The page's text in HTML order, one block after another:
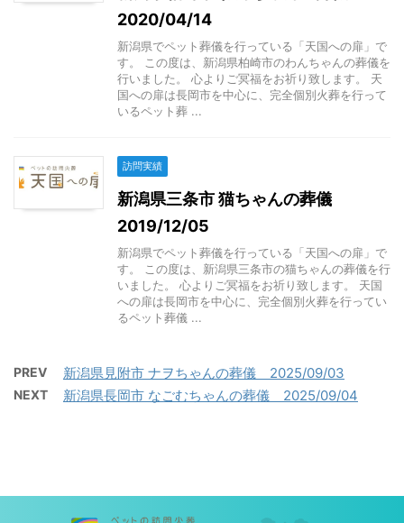
2020/04/14
新潟県でペット葬儀を行っている「天国への扉」で
す。 この度は、新潟県柏崎市のわんちゃんの葬儀を
行いました。 心よりご冥福をお祈り致します。 天
国への扉は長岡市を中心に、完全個別火葬を行って
いるペット葬 ...
訪問実績
新潟県三条市 猫ちゃんの葬儀
2019/12/05
新潟県でペット葬儀を行っている「天国への扉」で
す。 この度は、新潟県三条市の猫ちゃんの葬儀を行
いました。 心よりご冥福をお祈り致します。 天国
への扉は長岡市を中心に、完全個別火葬を行ってい
るペット葬儀 ...
PREV 新潟県見附市 ナヲちゃんの葬儀 2025/09/03
NEXT 新潟県長岡市 なごむちゃんの葬儀 2025/09/04